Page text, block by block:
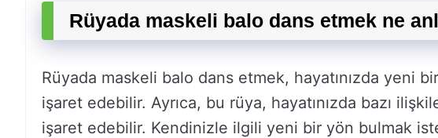
Rüyada maskeli balo dans etmek ne
Rüyada maskeli balo dans etmek, hayatınızda yeni
işaret edebilir. Ayrıca, bu rüya, hayatınızda bazı
işaret edebilir. Kendinizle ilgili yeni bir yön bulmak